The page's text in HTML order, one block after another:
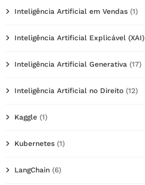
Inteligência Artificial em Vendas (1)
Inteligência Artificial Explicável (XAI)
Inteligência Artificial Generativa (17)
Inteligência Artificial no Direito (12)
Kaggle (1)
Kubernetes (1)
LangChain (6)